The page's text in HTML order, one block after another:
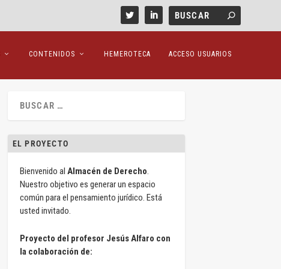
CONTENIDOS HEMEROTECA ACCESO USUARIOS
EL PROYECTO
Bienvenido al Almacén de Derecho.
Nuestro objetivo es generar un espacio
común para el pensamiento jurídico. Está
usted invitado.
Proyecto del profesor Jesús Alfaro con
la colaboración de: